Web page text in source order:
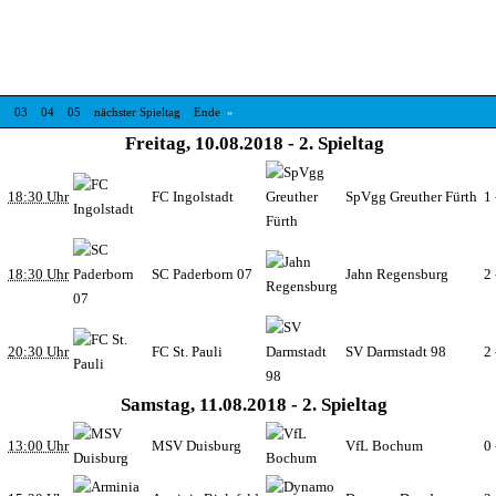
03 04 05 nächster Spieltag Ende»
Freitag, 10.08.2018 - 2. Spieltag
18:30 Uhr FC Ingolstadt SpVgg Greuther Fürth 1
18:30 Uhr SC Paderborn 07 Jahn Regensburg 2
20:30 Uhr FC St. Pauli SV Darmstadt 98 2
Samstag, 11.08.2018 - 2. Spieltag
13:00 Uhr MSV Duisburg VfL Bochum 0